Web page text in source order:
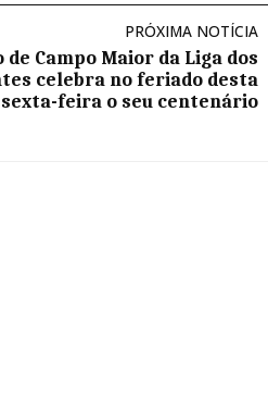
PRÓXIMA NOTÍCIA
de Campo Maior da Liga dos
celebra no feriado desta
sexta-feira o seu centenário